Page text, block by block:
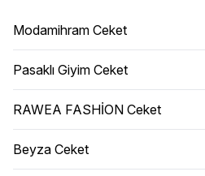
Modamihram Ceket
Pasaklı Giyim Ceket
RAWEA FASHİON Ceket
Beyza Ceket